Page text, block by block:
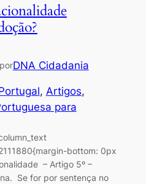
DNA Cidadania
, Artigos
para
bottom: 0px
– Artigo 5º –
Se for por sentença no